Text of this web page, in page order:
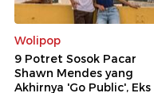
Wolipop
9 Potret Sosok Pacar
Shawn Mendes yang
Akhirnya 'Go Public', Eks